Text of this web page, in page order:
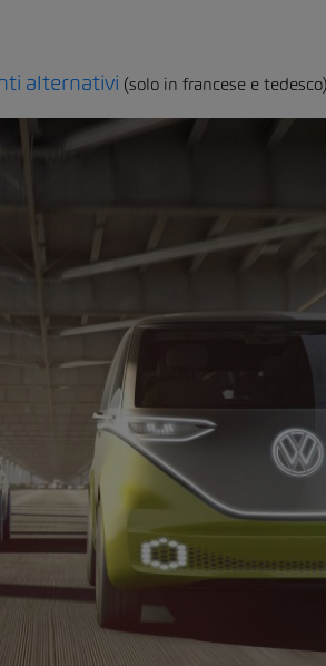
alternativi (solo in francese e